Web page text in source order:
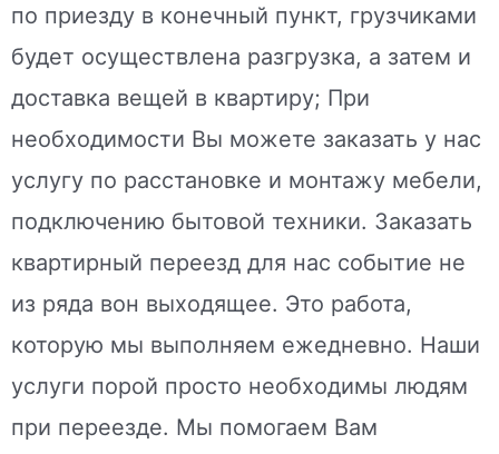
по приезду в конечный пункт, грузчиками
будет осуществлена разгрузка, а затем и
доставка вещей в квартиру; При
необходимости Вы можете заказать у нас
услугу по расстановке и монтажу мебели,
подключению бытовой техники. Заказать
квартирный переезд для нас событие не
из ряда вон выходящее. Это работа,
которую мы выполняем ежедневно. Наши
услуги порой просто необходимы людям
при переезде. Мы помогаем Вам